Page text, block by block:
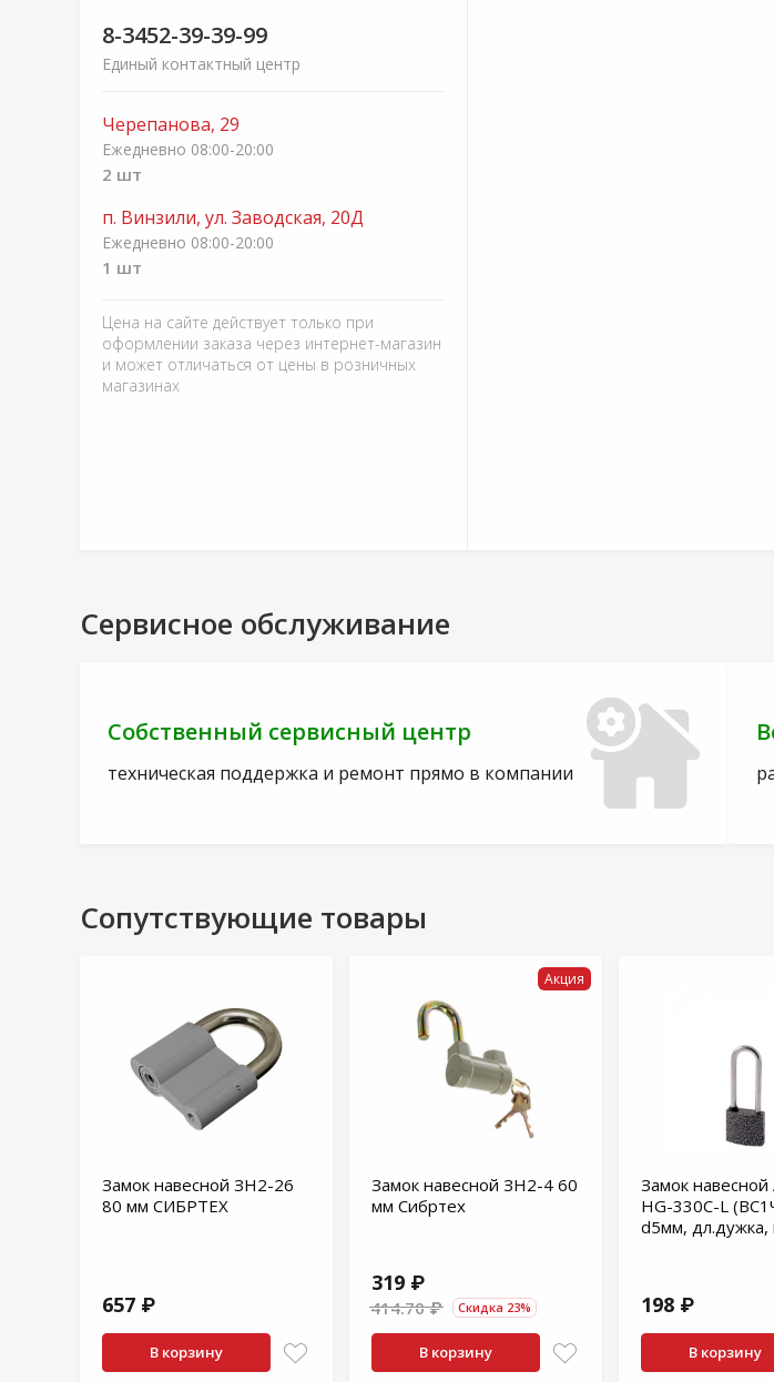
8-3452-39-39-99
Единый контактный центр
Черепанова, 29
Ежедневно 08:00-20:00
2 шт
п. Винзили, ул. Заводская, 20Д
Ежедневно 08:00-20:00
1 шт
Цена на сайте действует только при
оформлении заказа через интернет-магазин
и может отличаться от цены в розничных
магазинах
Сервисное обслуживание
Собственный сервисный центр
техническая поддержка и ремонт прямо в компании
Сопутствующие товары
Замок навесной ЗН2-26
80 мм СИБРТЕХ
657 ₽
В корзину
Акция
Замок навесной ЗН2-4 60
мм Сибртех
319 ₽
414.70 ₽ Скидка 23%
В корзину
Замок
HG-330С-L
d5мм, дл.дужка,
198 ₽
В корзину